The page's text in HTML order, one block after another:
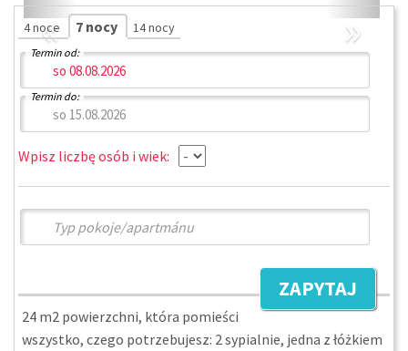
« »
4 noce 7 nocy 14 nocy
Termin od:
Termin do:
Wpisz liczbę osób i wiek:
ZAPYTAJ
24 m2 powierzchni, która pomieści
wszystko, czego potrzebujesz: 2 sypialnie, jedna z łóżkiem